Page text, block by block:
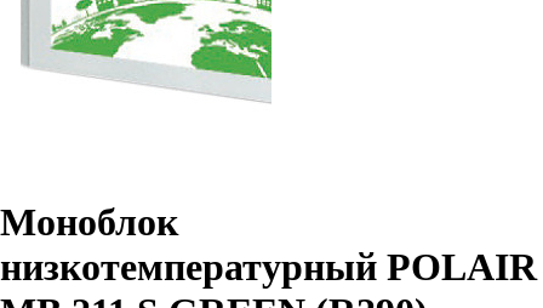
Моноблок
низкотемпературный POLAIR